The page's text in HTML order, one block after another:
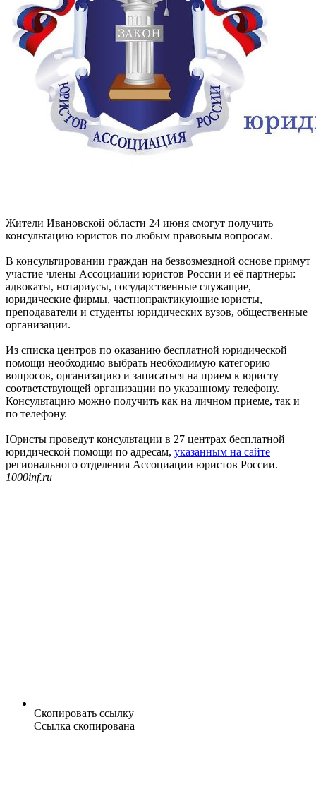
Жители Ивановской области 24 июня смогут получить
консультацию юристов по любым правовым вопросам.
В консультировании граждан на безвозмездной основе примут
участие члены Ассоциации юристов России и её партнеры:
адвокаты, нотариусы, государственные служащие,
юридические фирмы, частнопрактикующие юристы,
преподаватели и студенты юридических вузов, общественные
организации.
Из списка центров по оказанию бесплатной юридической
помощи необходимо выбрать необходимую категорию
вопросов, организацию и записаться на прием к юристу
соответствующей организации по указанному телефону.
Консультацию можно получить как на личном приеме, так и
по телефону.
Юристы проведут консультации в 27 центрах бесплатной
юридической помощи по адресам, указанным на сайте
регионального отделения Ассоциации юристов России.
1000inf.ru
Скопировать ссылку
Ссылка скопирована